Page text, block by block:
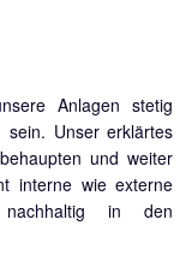
Anlagen stetig
Unser erklärtes
und weiter
interne wie externe
nachhaltig in den